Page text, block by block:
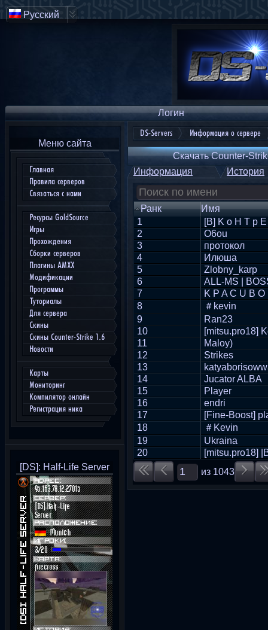
Логин
Меню сайта
Главная
Правила серверов
Связаться с нами
Ресурсы GoldSource
Игры
Прохождения
Сборки серверов
Плагины AMXX
Модификации
Программы
Туториалы
Для сервера
Скины
Скины Counter-Strike 1.6
Новости
Карты
Мониторинг
Компилятор онлайн
Регистрация ника
[DS]: Half-Life Server
DS-Servers Информация о сервере
Скачать Counter-
Информация
История
Ранк
Имя
1
[B] K o H T p E
2
O6ou
3
протокол
4
Илюша
5
Zlobny_karp
6
ALL-MS |
7
K P A C U B O
8
＃kevin
9
Ran23
10
[mitsu.pro18]
11
Maloy)
12
Strikes
13
14
Jucator ALBA
15
Player
16
endri
17
[Fine-Boost]
18
＃Kevin
19
Ukraina
20
[mitsu.pro18]
из 1043
Русский